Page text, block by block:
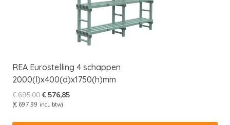
REA Eurostelling 4 schappen
2000(l)x400(d)x1750(h)mm
€695,00Oorspronkelijke
prijs
€ 576,85Huidige
(€ 697,99 incl. btw)